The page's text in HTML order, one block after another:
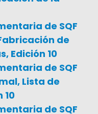
de SQF
de
Edición 10
de SQF
Lista de
10
de SQF